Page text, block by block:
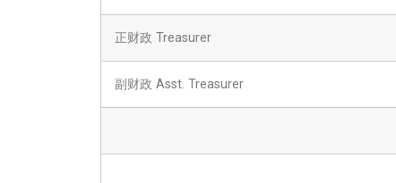
正财政 Treasurer
副财政 Asst. Treasurer